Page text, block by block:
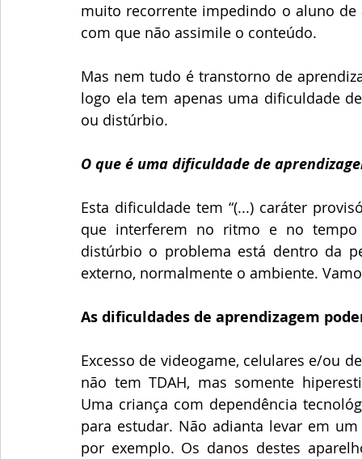
muito recorrente impedindo o aluno
com que não assimile o conteúdo.
Mas nem tudo é transtorno de
logo ela tem apenas uma dificuldade
ou distúrbio.
O que é uma dificuldade de
Esta dificuldade tem “(...) caráter
que interferem no ritmo e no tempo
distúrbio o problema está dentro da
externo, normalmente o ambiente.
As dificuldades de aprendizagem
Excesso de videogame, celulares e/ou
não tem TDAH, mas somente
Uma criança com dependência
para estudar. Não adianta levar em
por exemplo. Os danos destes